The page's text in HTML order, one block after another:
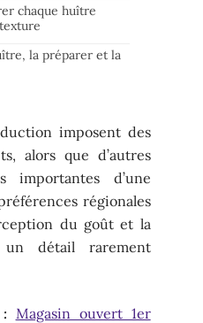
chaque huître
la préparer et la
imposent des
alors que d’autres
importantes d’une
régionales
du goût et la
détail rarement
Magasin ouvert 1er